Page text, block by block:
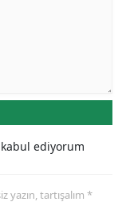
ediyorum
tartışalım *